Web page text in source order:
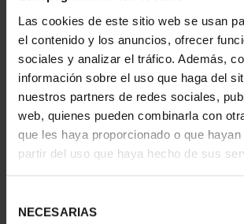
Las cookies de este sitio web se usan
el contenido y los anuncios, ofrecer
sociales y analizar el tráfico. Además,
información sobre el uso que haga del
nuestros partners de redes sociales,
web, quienes pueden combinarla con
que les haya proporcionado o que
partir del uso que haya hecho de sus
NECESARIAS
275 ANIVERSARIO DE
GOYA (2021)
1.069,00 €